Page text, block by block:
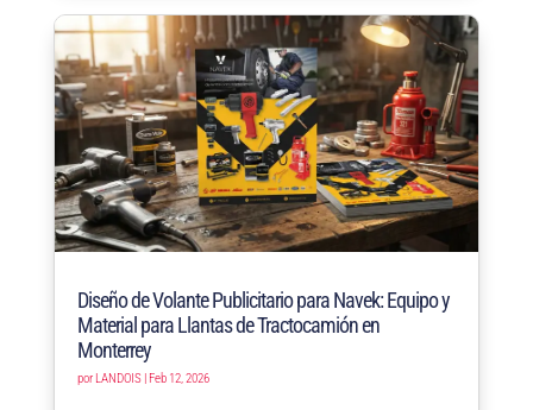
Diseño de Volante Publicitario para Navek: Equipo y
Material para Llantas de Tractocamión en
Monterrey
por LANDOIS| Feb 12, 2026